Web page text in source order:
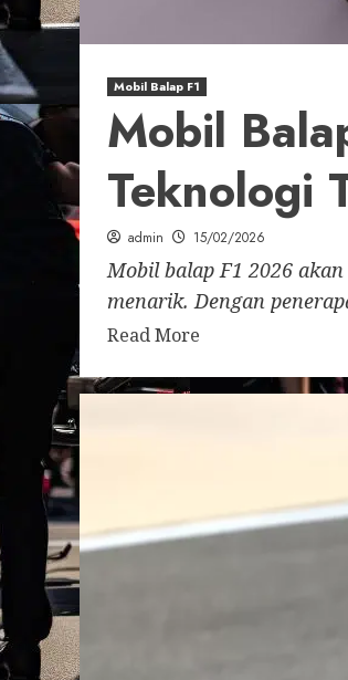
Mobil Balap F1
Mobil
Teknologi
admin 15/02/2026
Mobil balap F1 2026
menarik. Dengan
Read More